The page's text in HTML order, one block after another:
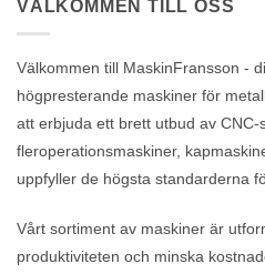
VÄLKOMMEN TILL OSS
Välkommen till MaskinFransson -
högpresterande maskiner för
att erbjuda ett brett utbud av CNC-
fleroperationsmaskiner,
uppfyller de högsta standarderna
Vårt sortiment av maskiner är
produktiviteten och minska